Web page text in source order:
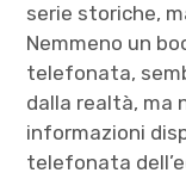
serie storiche,
Nemmeno un
telefonata,
dalla realtà, ma
informazioni
telefonata